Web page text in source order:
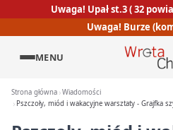
Uwaga! Upał st.3 ( 32
Uwaga! Burze
MENU
Strona główna Wiadomości
Pszczoły, miód i wakacyjne warsztaty - Grajfka